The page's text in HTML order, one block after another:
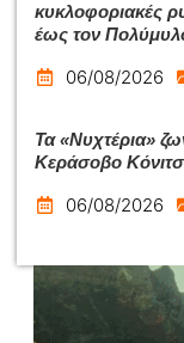
κυκλοφοριακές
έως τον
06/08/2026
Τα «Νυχτέρια»
Κεράσοβο
06/08/2026